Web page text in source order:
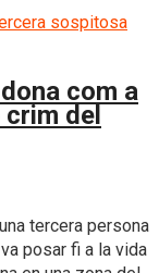
com a
del
tercera persona
posar fi a la vida